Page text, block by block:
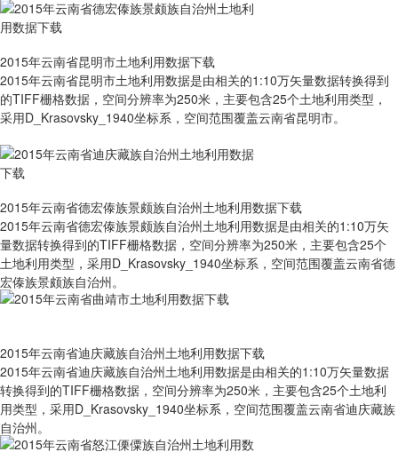
2015年云南省昆明市土地利用数据下载
2015年云南省昆明市土地利用数据是由相关的1:10万矢量数据转换得到
的TIFF栅格数据，空间分辨率为250米，主要包含25个土地利用类型，
采用D_Krasovsky_1940坐标系，空间范围覆盖云南省昆明市。
2015年云南省德宏傣族景颇族自治州土地利用数据下载
2015年云南省德宏傣族景颇族自治州土地利用数据是由相关的1:10万矢
量数据转换得到的TIFF栅格数据，空间分辨率为250米，主要包含25个
土地利用类型，采用D_Krasovsky_1940坐标系，空间范围覆盖云南省德
宏傣族景颇族自治州。
2015年云南省迪庆藏族自治州土地利用数据下载
2015年云南省迪庆藏族自治州土地利用数据是由相关的1:10万矢量数据
转换得到的TIFF栅格数据，空间分辨率为250米，主要包含25个土地利
用类型，采用D_Krasovsky_1940坐标系，空间范围覆盖云南省迪庆藏族
自治州。